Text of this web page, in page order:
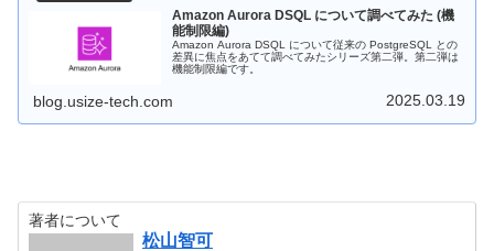
Amazon Aurora DSQL について調べてみた (機
能制限編)
Amazon Aurora DSQL について従来の PostgreSQL との
差異に焦点をあてて調べてみたシリーズ第二弾。第二弾は
機能制限編です。
blog.usize-tech.com 2025.03.19
著者について
松山智可